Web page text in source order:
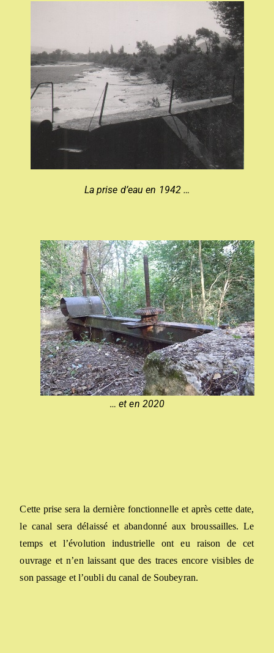
La prise d’eau en 1942 …
…eten 2020
Cette prise sera la dernière fonctionnelle et après cette date,
le canal sera délaissé et abandonné aux broussailles. Le
temps et l’évolution industrielle ont eu raison de cet
ouvrage et n’en laissant que des traces encore visibles de
son passage et l’oubli du canal de Soubeyran.